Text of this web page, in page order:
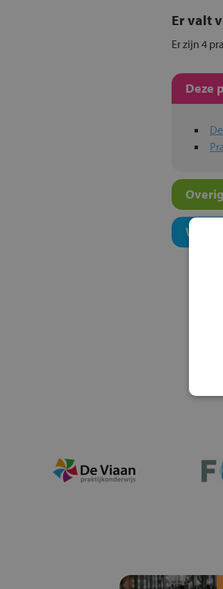
Er valt
Er zijn 4
Deze
Welk